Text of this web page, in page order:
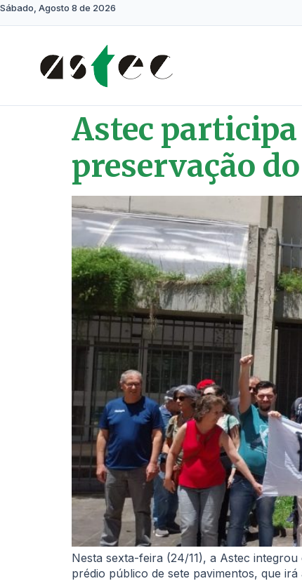
Sábado, Agosto 8 de 2026
Astec participa
preservação
Nesta sexta-feira (24/11), a Astec
prédio público de sete pavimentos, que